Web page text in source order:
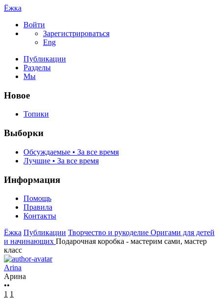
Ёжка
Войти
Зарегистрироваться
Eng
Публикации
Разделы
Мы
Новое
Топики
Выборки
Обсуждаемые • За все время
Лучшие • За все время
Информация
Помощь
Правила
Контакты
Ёжка Публикации Творчество и рукоделие Оригами для детей
и начинающих Подарочная коробка - мастерим сами, мастер
класс
Arina
Арина
••
1 1